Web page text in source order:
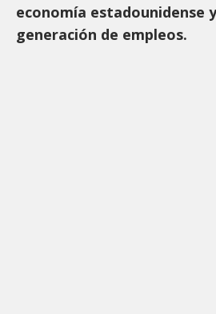
economía estadounidense
generación de empleos.